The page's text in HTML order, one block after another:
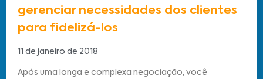
gerenciar necessidades dos clientes
para fidelizá-los
11 de janeiro de 2018
Após uma longa e complexa negociação, você